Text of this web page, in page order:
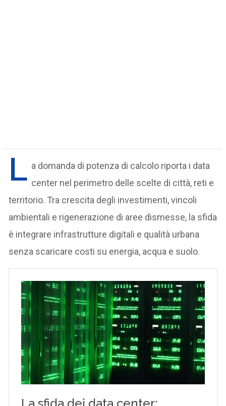
L a domanda di potenza di calcolo riporta i data
center nel perimetro delle scelte di città, reti e
territorio. Tra crescita degli investimenti, vincoli
ambientali e rigenerazione di aree dismesse, la sfida
è integrare infrastrutture digitali e qualità urbana
senza scaricare costi su energia, acqua e suolo.